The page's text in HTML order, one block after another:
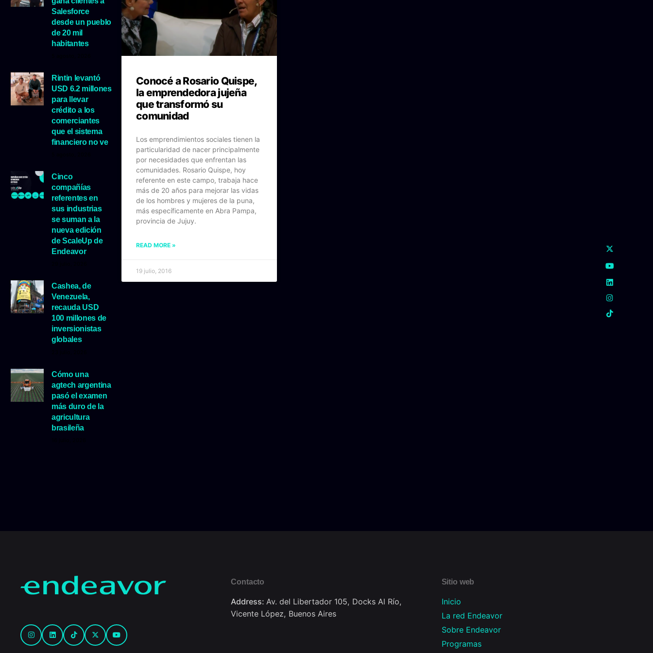
Salesforce
desde un pueblo
de 20 mil
habitantes
Rintin levantó
USD 6.2 millones
para llevar
crédito a los
comerciantes
que el sistema
financiero no ve
Cinco
compañías
referentes en
sus industrias
se suman a la
nueva edición
de ScaleUp de
Endeavor
Cashea, de
Venezuela,
recauda USD
100 millones de
inversionistas
globales
Cómo una
agtech argentina
pasó el examen
más duro de la
agricultura
brasileña
Conocé a Rosario Quispe,
la emprendedora jujeña
que transformó su
comunidad
Los emprendimientos sociales tienen la
particularidad de nacer principalmente
por necesidades que enfrentan las
comunidades. Rosario Quispe, hoy
referente en este campo, trabaja hace
más de 20 años para mejorar las vidas
de los hombres y mujeres de la puna,
más específicamente en Abra Pampa,
provincia de Jujuy.
READ MORE »
19 julio, 2016
Contacto
Address: Av. del Libertador 105, Docks Al Río,
Vicente López, Buenos Aires
Sitio web
Inicio
La red Endeavor
Sobre Endeavor
Programas